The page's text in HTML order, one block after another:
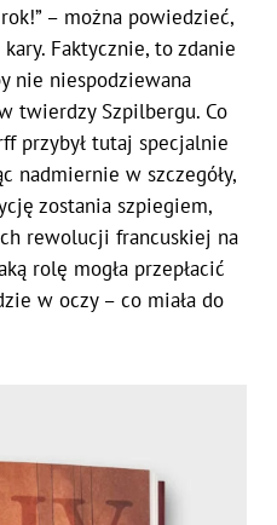
– można powiedzieć,
Faktycznie, to zdanie
nie niespodziewana
twierdzy Szpilbergu. Co
przybył tutaj specjalnie
nadmiernie w szczegóły,
zostania szpiegiem,
rewolucji francuskiej na
rolę mogła przepłacić
w oczy – co miała do